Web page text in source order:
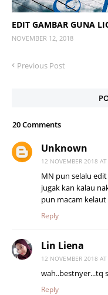
EDIT GAMBAR GUNA
NOVEMBER 12, 2018
Previous Post
20 Comments
Unknown
12 NOVEMBER 2018
MN pun selalu
jugak kan kalau
pun macam
Reply
Lin Liena
12 NOVEMBER 2018
wah..bestnyer...tq
Reply